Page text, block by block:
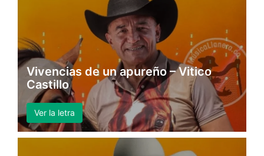
Vivencias de un apureño – Vitico
Castillo
Ver la letra